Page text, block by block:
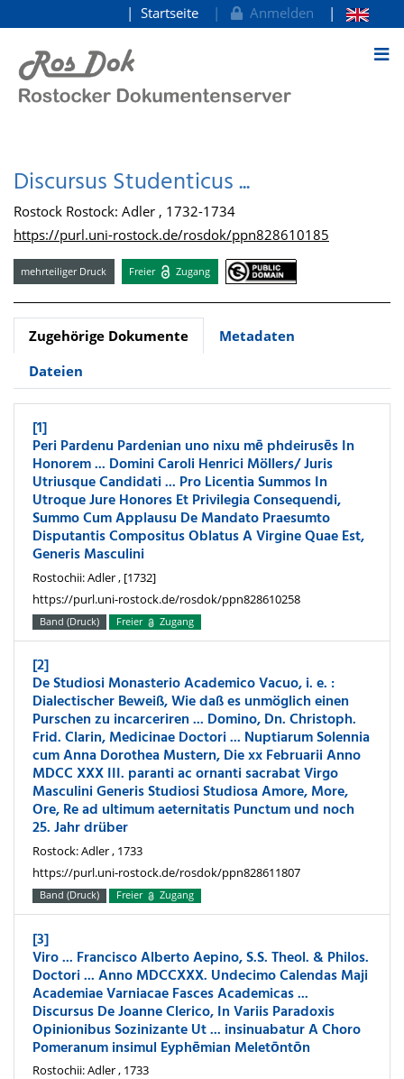
zum Inhalt
Startseite Anmelden
Discursus Studenticus ...
Rostock Rostock: Adler , 1732-1734
https://purl.uni-rostock.de/rosdok/ppn828610185
mehrteiliger Druck Freier Zugang
Zugehörige Dokumente
Metadaten
Dateien
[1]
Peri Pardenu Pardenian uno nixu mē phdeirusēs In
Honorem ... Domini Caroli Henrici Möllers/ Juris
Utriusque Candidati ... Pro Licentia Summos In
Utroque Jure Honores Et Privilegia Consequendi,
Summo Cum Applausu De Mandato Praesumto
Disputantis Compositus Oblatus A Virgine Quae Est,
Generis Masculini
Rostochii: Adler , [1732]
https://purl.uni-rostock.de/rosdok/ppn828610258
Band (Druck) Freier Zugang
[2]
De Studiosi Monasterio Academico Vacuo, i. e. :
Dialectischer Beweiß, Wie daß es unmöglich einen
Purschen zu incarceriren ... Domino, Dn. Christoph.
Frid. Clarin, Medicinae Doctori ... Nuptiarum Solennia
cum Anna Dorothea Mustern, Die xx Februarii Anno
MDCC XXX III. paranti ac ornanti sacrabat Virgo
Masculini Generis Studiosi Studiosa Amore, More,
Ore, Re ad ultimum aeternitatis Punctum und noch
25. Jahr drüber
Rostock: Adler , 1733
https://purl.uni-rostock.de/rosdok/ppn828611807
Band (Druck) Freier Zugang
[3]
Viro ... Francisco Alberto Aepino, S.S. Theol. & Philos.
Doctori ... Anno MDCCXXX. Undecimo Calendas Maji
Academiae Varniacae Fasces Academicas ...
Discursus De Joanne Clerico, In Variis Paradoxis
Opinionibus Sozinizante Ut ... insinuabatur A Choro
Pomeranum insimul Eyphēmian Meletōntōn
Rostochii: Adler , 1733